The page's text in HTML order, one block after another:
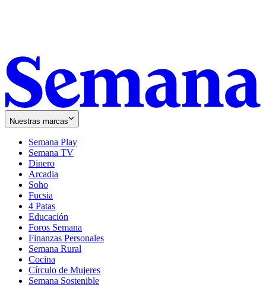
Nuestras marcas
Semana Play
Semana TV
Dinero
Arcadia
Soho
in
new
window
Fucsia
in
new
window
4 Patas
Educación
Foros Semana
Finanzas Personales
Semana Rural
Cocina
Círculo de Mujeres
Semana Sostenible